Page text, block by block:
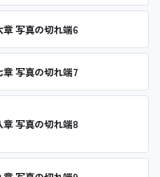
章 写真の切れ端6
章 写真の切れ端7
章 写真の切れ端8